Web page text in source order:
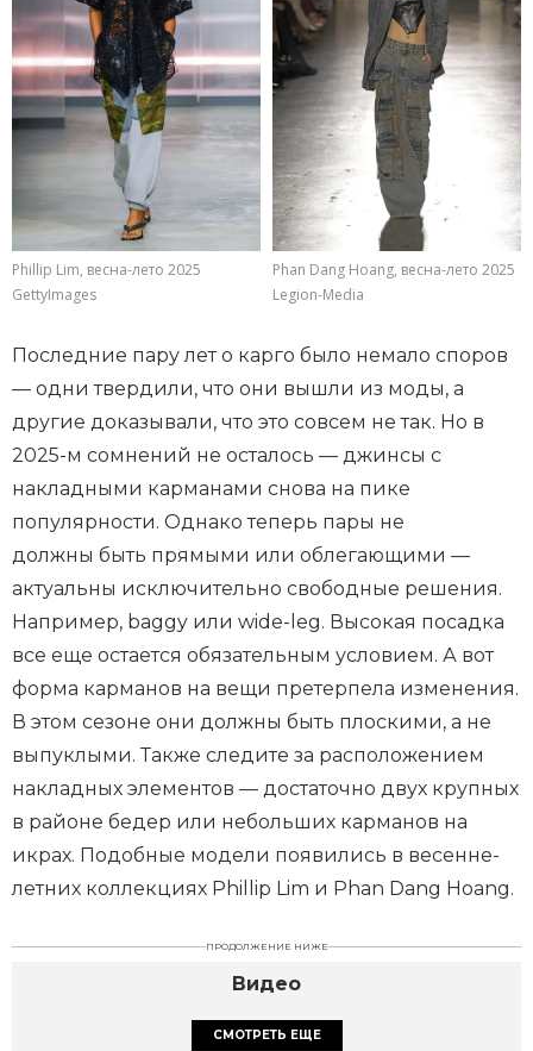
Phillip Lim, весна-лето 2025
GettyImages
Phan Dang Hoang, весна-лето 2025
Legion-Media
Последние пару лет о карго было немало споров
— одни твердили, что они вышли из моды, а
другие доказывали, что это совсем не так. Но в
2025-м сомнений не осталось — джинсы с
накладными карманами снова на пике
популярности. Однако теперь пары не
должны быть прямыми или облегающими —
актуальны исключительно свободные решения.
Например, baggy или wide-leg. Высокая посадка
все еще остается обязательным условием. А вот
форма карманов на вещи претерпела изменения.
В этом сезоне они должны быть плоскими, а не
выпуклыми. Также следите за расположением
накладных элементов — достаточно двух крупных
в районе бедер или небольших карманов на
икрах. Подобные модели появились в весенне-
летних коллекциях Phillip Lim и Phan Dang Hoang.
ПРОДОЛЖЕНИЕ НИЖЕ
Видео
СМОТРЕТЬ ЕЩЕ